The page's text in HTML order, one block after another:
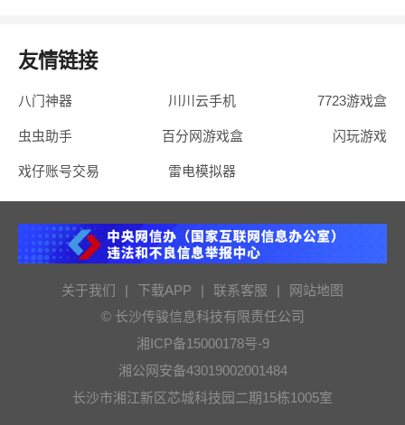
友情链接
八门神器 川川云手机 7723游戏盒
虫虫助手 百分网游戏盒 闪玩游戏
戏仔账号交易 雷电模拟器
关于我们 | 下载APP | 联系客服 |
网站地图
© 长沙传骏信息科技有限责任公司
湘ICP备15000178号-9
湘公网安备43019002001484
长沙市湘江新区芯城科技园二期15栋1005室